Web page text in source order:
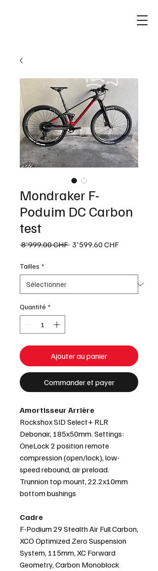
Mondraker F-
Poduim DC Carbon
test
8'999.00 CHF Prix
3'599.60 CHFPrix
Tailles *
Quantité *
Ajouter au panier
Commander et payer
Amortisseur Arrière
Rockshox SID Select+ RLR
Debonair, 185x50mm. Settings:
OneLock 2 position remote
compression (open/lock), low-
speed rebound, air preload.
Trunnion top mount, 22.2x10mm
bottom bushings
Cadre
F-Podium 29 Stealth Air Full Carbon,
XCO Optimized Zero Suspension
System, 115mm, XC Forward
Geometry, Carbon Monoblock